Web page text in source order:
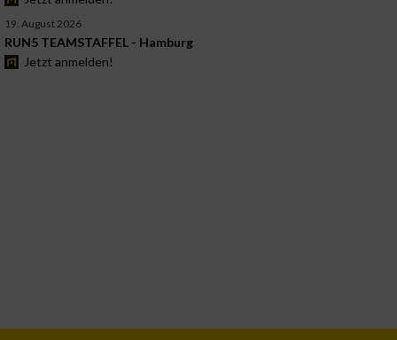
19. August 2026
RUN5 TEAMSTAFFEL - Hamburg
Jetzt anmelden!